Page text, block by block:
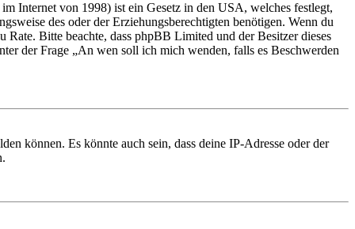
Internet von 1998) ist ein Gesetz in den USA, welches festlegt,
des oder der Erziehungsberechtigten benötigen. Wenn du
Bitte beachte, dass phpBB Limited und der Besitzer dieses
der Frage „An wen soll ich mich wenden, falls es Beschwerden
können. Es könnte auch sein, dass deine IP-Adresse oder der